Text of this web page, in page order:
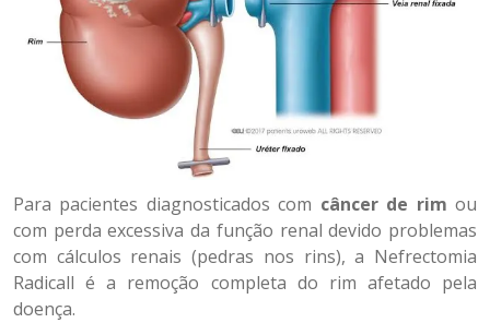
Para pacientes diagnosticados com câncer de rimou
com perda excessiva da função renal devido problemas
com cálculos renais (pedras nos rins), a Nefrectomia
Radicall é a remoção completa do rim afetado pela
doença.